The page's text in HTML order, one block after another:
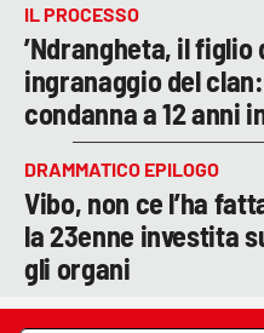
IL PROCESSO
’Ndrangheta, il figlio
ingranaggio del
condanna a 12 anni
DRAMMATICO EPILOGO
Vibo, non ce l’ha
la 23enne investita
gli organi